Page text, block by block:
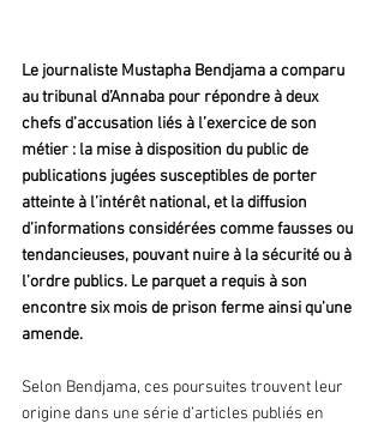
Le journaliste Mustapha Bendjama a comparu
au tribunal d’Annaba pour répondre à deux
chefs d’accusation liés à l’exercice de son
métier : la mise à disposition du public de
publications jugées susceptibles de porter
atteinte à l’intérêt national, et la diffusion
d’informations considérées comme fausses ou
tendancieuses, pouvant nuire à la sécurité ou à
l’ordre publics. Le parquet a requis à son
encontre six mois de prison ferme ainsi qu’une
amende.
Selon Bendjama, ces poursuites trouvent leur
origine dans une série d’articles publiés en